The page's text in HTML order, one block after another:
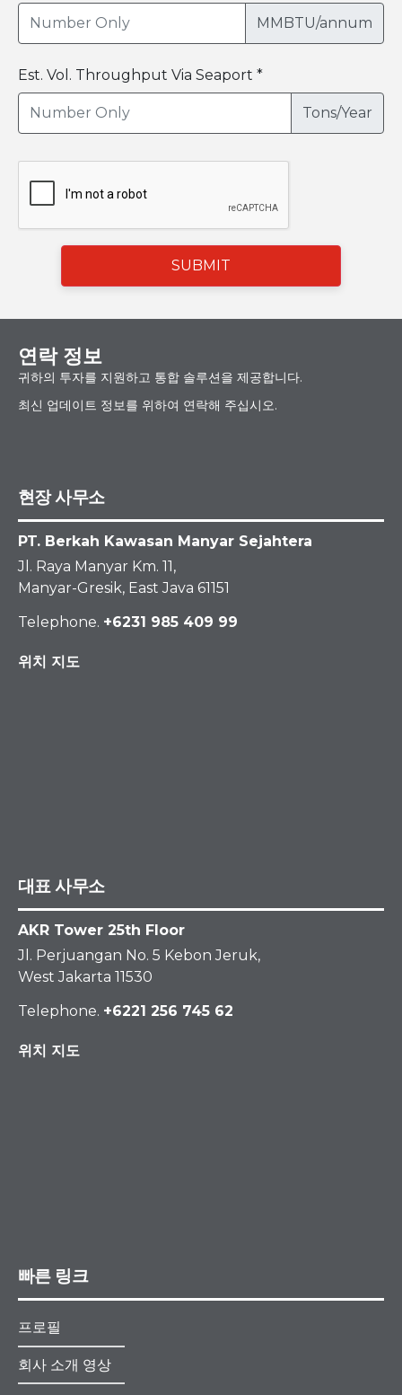
MMBTU/annum
Est. Vol. Throughput Via Seaport *
Tons/Year
SUBMIT
연락 정보
귀하의 투자를 지원하고 통합 솔루션을 제공합니다.
최신 업데이트 정보를 위하여 연락해 주십시오.
현장 사무소
PT. Berkah Kawasan Manyar Sejahtera
Jl. Raya Manyar Km. 11,
Manyar-Gresik, East Java 61151
Telephone. +6231 985 409 99
위치 지도
대표 사무소
AKR Tower 25th Floor
Jl. Perjuangan No. 5 Kebon Jeruk,
West Jakarta 11530
Telephone. +6221 256 745 62
위치 지도
빠른 링크
프로필
회사 소개 영상